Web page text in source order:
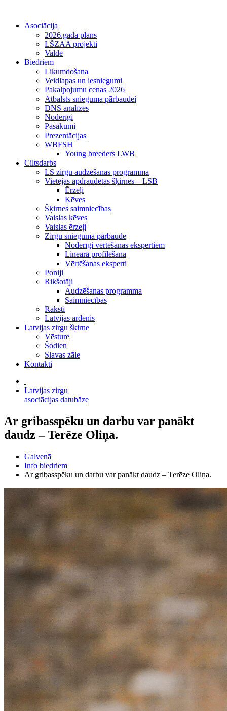
Asociācija
2026.gada plāns
LŠZAA projekti
Valde
Biedriem
Likumdošana
Veidlapas un iesniegumi
Pakalpojumu cenas 2026
Atbalsts snieguma pārbaudei
DNS analīzes
Noderīgi
Pasākumi
Prezentācijas
WBFSH
Young breeders LWB
Ciltsdarbs
LS zirgu audzēšanas programma
Vietējās apdraudētās šķirnes – LSB
Ērzeļi
Ķēves
Šķirnes saimniecības
Vaislas ķēves
Vaislas ērzeļi
Zirgu snieguma pārbaude
Noderīgi vērtēšanas ekspertiem
Lineārā profilēšana
Vērtēšanas eksperti
Poniji
Rikšotāji
Audzēšanas programma
Saimniecības
Raksti
Latvijas ardenis
Latvijas zirgu šķirne
Vēsture
Šodien
Slavas zāle
Kontakti
Latvijas zirgu
asociācijas datubāze
Ar gribasspēku un darbu var panākt
daudz – Terēze Oliņa.
Galvenā
Info biedriem
Ar gribasspēku un darbu var panākt daudz – Terēze Oliņa.